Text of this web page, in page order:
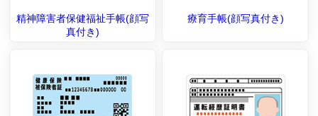
精神障害者保健福祉手帳(顔写
真付き)
療育手帳(顔写真付き)